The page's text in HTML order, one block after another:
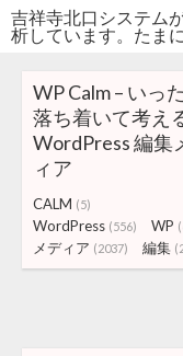
吉祥寺北口システム
析しています。たま
WP Calm – いっ
落ち着いて考え
WordPress 編集
ィア
CALM (5)
WordPress (556) WP
メディア (2037) 編集